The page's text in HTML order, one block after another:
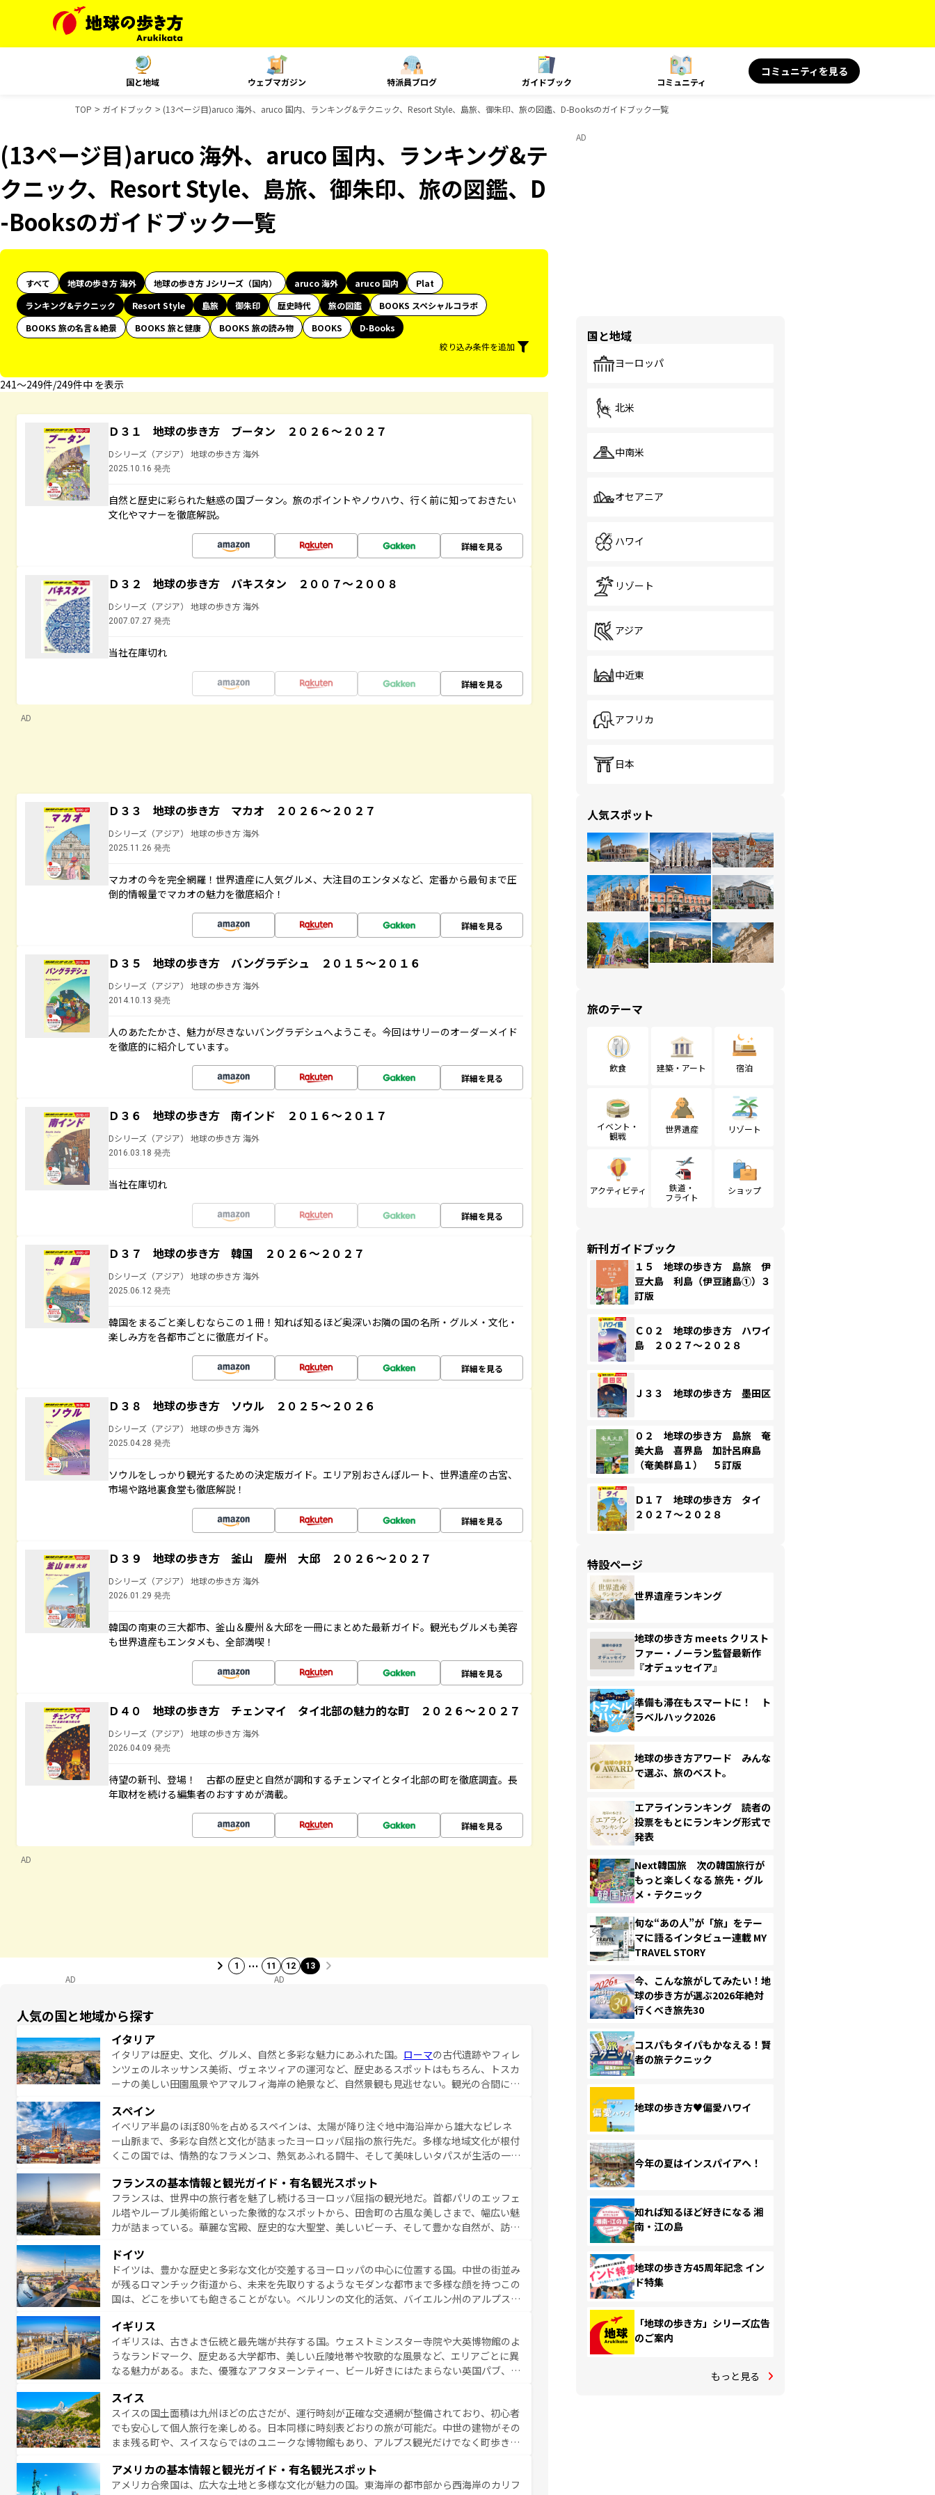
国と地域 ウェブマガジン 特派員ブログ ガイドブック コミュニティ
コミュニティを見る
TOP ガイドブック (13ページ目)aruco 海外、aruco 国内、ランキング&テクニック、Resort Style、島旅、御朱印、旅の図鑑、D-Booksのガイドブック一覧
(13ページ目)aruco 海外、aruco 国内、ランキング&テ
クニック、Resort Style、島旅、御朱印、旅の図鑑、D
-Booksのガイドブック一覧
すべて 地球の歩き方 海外 地球の歩き方 Jシリーズ（国内） aruco 海外 aruco 国内
Plat
ランキング&テクニック
Resort Style 島旅 御朱印 歴史時代 旅の図鑑
BOOKS スペシャルコラボ
BOOKS 旅の名言＆絶景
BOOKS 旅と健康 BOOKS 旅の読み物 BOOKS
D-Books
絞り込み条件を追加
241〜249件/249件中 を表示
Ｄ３１ 地球の歩き方 ブータン ２０２６～２０２７
Dシリーズ（アジア） 地球の歩き方 海外
2025.10.16 発売
自然と歴史に彩られた魅惑の国ブータン。旅のポイントやノウハウ、行く前に知っておきたい
文化やマナーを徹底解説。
詳細を見る
Ｄ３２ 地球の歩き方 パキスタン ２００７～２００８
Dシリーズ（アジア） 地球の歩き方 海外
2007.07.27 発売
当社在庫切れ
詳細を見る
AD
Ｄ３３ 地球の歩き方 マカオ ２０２６～２０２７
Dシリーズ（アジア） 地球の歩き方 海外
2025.11.26 発売
マカオの今を完全網羅！世界遺産に人気グルメ、大注目のエンタメなど、定番から最旬まで圧
倒的情報量でマカオの魅力を徹底紹介！
詳細を見る
Ｄ３５ 地球の歩き方 バングラデシュ ２０１５～２０１６
Dシリーズ（アジア） 地球の歩き方 海外
2014.10.13 発売
人のあたたかさ、魅力が尽きないバングラデシュへようこそ。今回はサリーのオーダーメイド
を徹底的に紹介しています。
詳細を見る
Ｄ３６ 地球の歩き方 南インド ２０１６～２０１７
Dシリーズ（アジア） 地球の歩き方 海外
2016.03.18 発売
当社在庫切れ
詳細を見る
Ｄ３７ 地球の歩き方 韓国 ２０２６～２０２７
Dシリーズ（アジア） 地球の歩き方 海外
2025.06.12 発売
韓国をまるごと楽しむならこの１冊！知れば知るほど奥深いお隣の国の名所・グルメ・文化・
楽しみ方を各都市ごとに徹底ガイド。
詳細を見る
Ｄ３８ 地球の歩き方 ソウル ２０２５～２０２６
Dシリーズ（アジア） 地球の歩き方 海外
2025.04.28 発売
ソウルをしっかり観光するための決定版ガイド。エリア別おさんぽルート、世界遺産の古宮、
市場や路地裏食堂も徹底解説！
詳細を見る
Ｄ３９ 地球の歩き方 釜山 慶州 大邱 ２０２６～２０２７
Dシリーズ（アジア） 地球の歩き方 海外
2026.01.29 発売
韓国の南東の三大都市、釜山＆慶州＆大邱を一冊にまとめた最新ガイド。観光もグルメも美容
も世界遺産もエンタメも、全部満喫！
詳細を見る
Ｄ４０ 地球の歩き方 チェンマイ タイ北部の魅力的な町 ２０２６～２０２７
Dシリーズ（アジア） 地球の歩き方 海外
2026.04.09 発売
待望の新刊、登場！ 古都の歴史と自然が調和するチェンマイとタイ北部の町を徹底調査。長
年取材を続ける編集者のおすすめが満載。
詳細を見る
AD
1 … 11 12 13
AD AD
人気の国と地域から探す
イタリア
イタリアは歴史、文化、グルメ、自然と多彩な魅力にあふれた国。 ローマの古代遺跡やフィレ
ンツェのルネッサンス美術、ヴェネツィアの運河など、歴史あるスポットはもちろん、トスカ
ーナの美しい田園風景やアマルフィ海岸の絶景など、自然景観も見逃せない。観光の合間に
夜眠るまで、すべての瞬間を楽しませてくれるイタリアで、忘れられない旅をしてみよう！
なお、新着のイタリア情報はコンテンツ一覧を参照してほしい。
スペイン
イベリア半島のほぼ80％を占めるスペインは、太陽が降り注ぐ地中海沿岸から雄大なピレネ
ー山脈まで、多彩な自然と文化が詰まったヨーロッパ屈指の旅行先だ。多様な地域文化が根付
くこの国では、情熱的なフラメンコ、熱気あふれる闘牛、そして美味しいタパスが生活の一部
ら、地方では古代ローマ遺跡や中世の城塞都市、穏やかなビーチリゾートまで多彩な表情を見
せる。地方によって風土や気候が異なるスペインはその個性で訪れる人を魅了する。 なお、
新着のスペイン情報はコンテンツ一覧を参照してほしい。
フランスの基本情報と観光ガイド・有名観光スポット
フランスは、世界中の旅行者を魅了し続けるヨーロッパ屈指の観光地だ。首都パリのエッフェ
ル塔やルーブル美術館といった象徴的なスポットから、田舎町の古風な美しさまで、幅広い魅
力が詰まっている。華麗な宮殿、歴史的な大聖堂、美しいビーチ、そして豊かな自然が、訪れ
無形文化遺産にも登録されている。シャンパンの発祥地であるランス、プロヴァンスの香り高
いラベンダー畑など、多彩な楽しみ方が可能だ。さらに、パリ以外の地域にも魅力が溢れてお
り、どの街角にも豊かな歴史と文化が息づいている。パリ以外の個性あふれる地方に足を運ぶ
とそれぞれで全く異なる文化を体験できるだろう。 なお、新着のフランス情報はコンテンツ
ドイツ
ドイツは、豊かな歴史と多彩な文化が交差するヨーロッパの中心に位置する国。中世の街並み
が残るロマンチック街道から、未来を先取りするようなモダンな都市まで多様な顔を持つこの
国は、どこを歩いても飽きることがない。ベルリンの文化的活気、バイエルン州のアルプスの
ら地元の人と過ごす楽しい時間は、お酒好きな人にはぜひ体験してほしい。 なお、新着のド
イツ情報はコンテンツ一覧を参照してほしい。
イギリス
イギリスは、古きよき伝統と最先端が共存する国。ウェストミンスター寺院や大英博物館のよ
うなランドマーク、歴史ある大学都市、美しい丘陵地帯や牧歌的な風景など、エリアごとに異
なる魅力がある。また、優雅なアフタヌーンティー、ビール好きにはたまらない英国パブ、サ
お、新着のイギリス情報は
スイス
スイスの国土面積は九州ほどの広さだが、運行時刻が正確な交通網が整備されており、初心者
でも安心して個人旅行を楽しめる。日本同様に時刻表どおりの旅が可能だ。中世の建物がその
まま残る町や、スイスならではのユニークな博物館もあり、アルプス観光だけでなく町歩きも
ービスもあり、うまく活用すれば市内交通費無料で観光を楽しむこともできる。 なお、新着
のスイス情報はコンテンツ一覧 を参照してほしい。
アメリカの基本情報と観光ガイド・有名観光スポット
アメリカ合衆国は、広大な土地と多様な文化が魅力の国。東海岸の都市部から西海岸のカリフ
AD
国と地域
ヨーロッパ
北米
中南米
オセアニア
ハワイ
リゾート
アジア
中近東
アフリカ
日本
人気スポット
旅のテーマ
飲食 建築・アート 宿泊
イベント・
観戦
世界遺産 リゾート
アクティビティ
鉄道・
フライト
ショップ
新刊ガイドブック
１５ 地球の歩き方 島旅 伊
豆大島 利島（伊豆諸島①）３
訂版
Ｃ０２ 地球の歩き方 ハワイ
島 ２０２７～２０２８
Ｊ３３ 地球の歩き方 墨田区
０２ 地球の歩き方 島旅 奄
美大島 喜界島 加計呂麻島
（奄美群島１） ５訂版
Ｄ１７ 地球の歩き方 タイ
２０２７～２０２８
特設ページ
世界遺産ランキング
地球の歩き方 meets クリスト
ファー・ノーラン監督最新作
『オデュッセイア』
準備も滞在もスマートに！ ト
ラベルハック2026
地球の歩き方アワード みんな
で選ぶ、旅のベスト。
エアラインランキング 読者の
投票をもとにランキング形式で
発表
Next韓国旅 次の韓国旅行が
もっと楽しくなる 旅先・グル
メ・テクニック
旬な“あの人”が「旅」をテー
マに語るインタビュー連載 MY
TRAVEL STORY
今、こんな旅がしてみたい！地
球の歩き方が選ぶ2026年絶対
行くべき旅先30
コスパもタイパもかなえる！賢
者の旅テクニック
地球の歩き方♥偏愛ハワイ
今年の夏はインスパイアへ！
知れば知るほど好きになる 湘
南・江の島
地球の歩き方45周年記念 イン
ド特集
「地球の歩き方」シリーズ広告
のご案内
もっと見る